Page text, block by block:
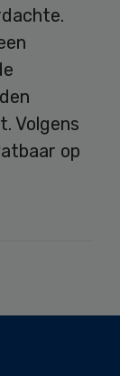
Volgens
op